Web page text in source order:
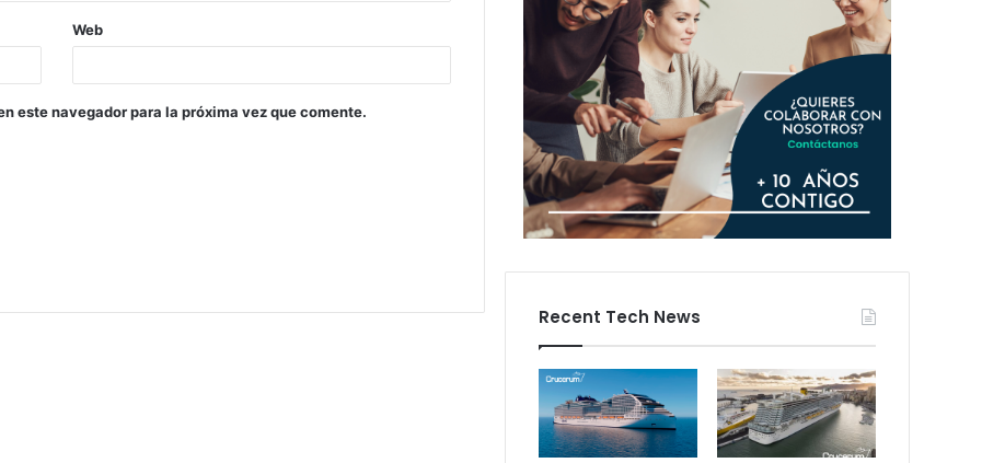
Web
este navegador para la próxima vez que comente.
Recent Tech News